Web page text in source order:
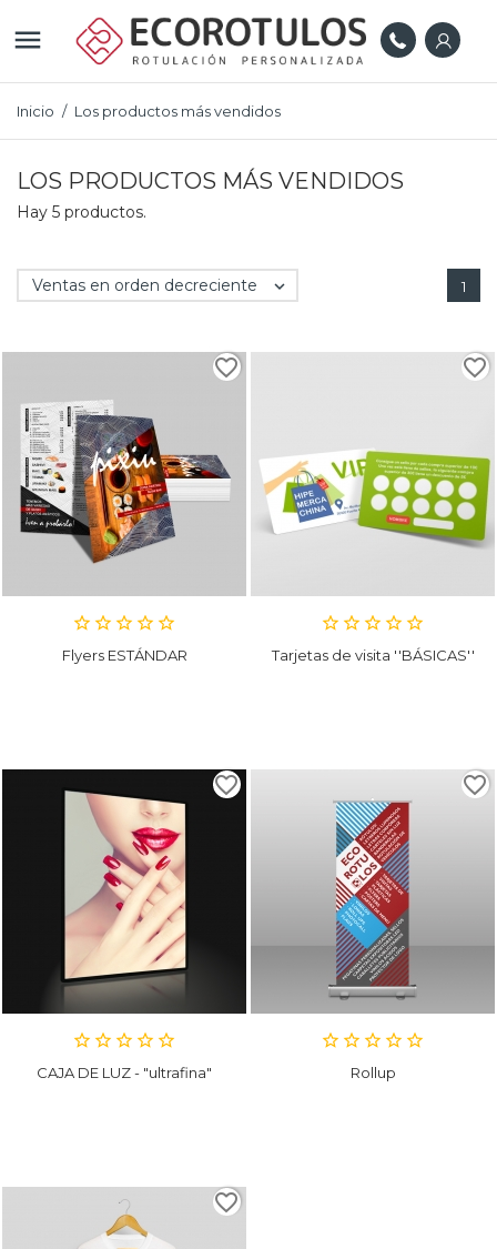

Inicio Los productos más vendidos
LOS PRODUCTOS MÁS VENDIDOS
Hay 5 productos.
Ventas en orden decreciente  1
Flyers ESTÁNDAR
favorite_border
Tarjetas de visita ''BÁSICAS''
favorite_border
CAJA DE LUZ - "ultrafina"
favorite_border
Rollup
favorite_border
favorite_border